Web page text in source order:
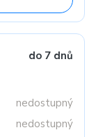
do 7 dnů
nedostupný
nedostupný